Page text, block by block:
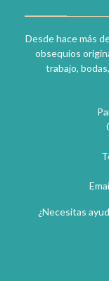
Desde hace más
obsequios
trabajo,
¿Necesitas